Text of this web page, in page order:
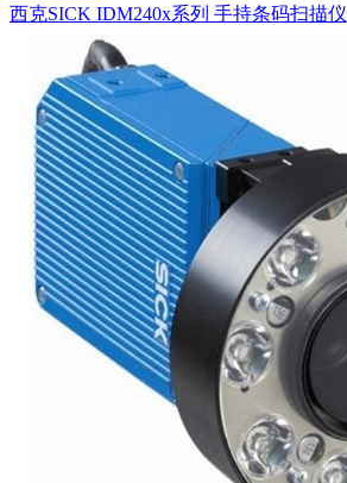
西克SICK IDM240x系列 手持条码扫描仪